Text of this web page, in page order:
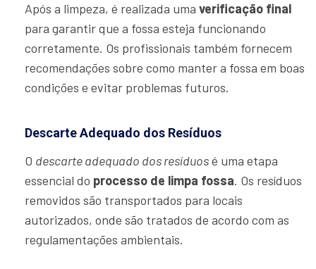
Após a limpeza, é realizada uma verificação final
para garantir que a fossa esteja funcionando
corretamente. Os profissionais também fornecem
recomendações sobre como manter a fossa em boas
condições e evitar problemas futuros.
Descarte Adequado dos Resíduos
O descarte adequado dos resíduosé uma etapa
essencial do processo de limpa fossa. Os resíduos
removidos são transportados para locais
autorizados, onde são tratados de acordo com as
regulamentações ambientais.